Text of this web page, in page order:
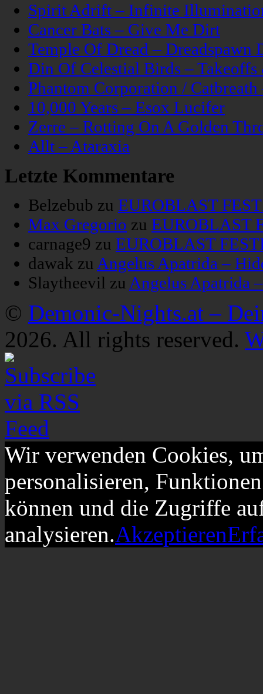
Spirit Adrift – Infinite
Cancer Bats – Give Me Dirt
Temple Of Dread – Dreadspawn
Din Of Celestial Birds –
Phantom Corporation /
10,000 Years – Esox Lucifer
Zerre – Rotting On A Golden
Allt – Ataraxia
Letzte Kommentare
Belzebub zu EUROBLAST
Max Gregorio zu EUROBLAST
carnage9 zu EUROBLAST
dawak zu Angelus Apatrida –
Slaytheevil zu Angelus Apatrida
© Demonic-Nights.at –
2026. All rights reserved.
Wir verwenden Cookies,
personalisieren,
können und die Zugriffe
analysieren.Akzeptieren